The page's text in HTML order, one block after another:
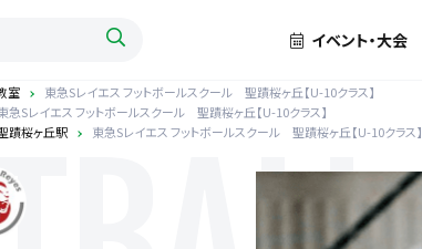
イベント・大会
室
東急Sレイエス フットボールスクール 聖蹟桜ヶ丘【U-10クラス】
急Sレイエス フットボールスクール 聖蹟桜ヶ丘【U-10クラス】
蹟桜ヶ丘駅 東急Sレイエス フットボールスクール 聖蹟桜ヶ丘【U-10クラス】